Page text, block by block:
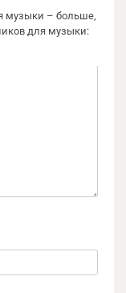
музыки – больше,
для музыки: